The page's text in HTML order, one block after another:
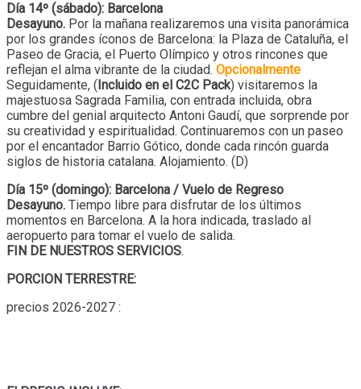
Día 14º (sábado): Barcelona
Desayuno. Por la mañana realizaremos una visita panorámica
por los grandes íconos de Barcelona: la Plaza de Cataluña, el
Paseo de Gracia, el Puerto Olímpico y otros rincones que
reflejan el alma vibrante de la ciudad. Opcionalmente
Seguidamente, ( Incluido en el C2C Pack) visitaremos la
majestuosa Sagrada Familia, con entrada incluida, obra
cumbre del genial arquitecto Antoni Gaudí, que sorprende por
su creatividad y espiritualidad. Continuaremos con un paseo
por el encantador Barrio Gótico, donde cada rincón guarda
siglos de historia catalana. Alojamiento. (D)
Día 15º (domingo): Barcelona / Vuelo de Regreso
Desayuno. Tiempo libre para disfrutar de los últimos
momentos en Barcelona. A la hora indicada, traslado al
aeropuerto para tomar el vuelo de salida.
FIN DE NUESTROS SERVICIOS.
PORCION TERRESTRE:
precios 2026-2027 :